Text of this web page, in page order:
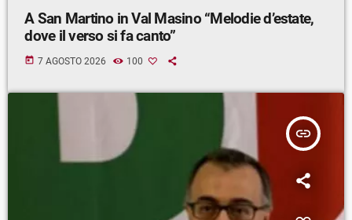
A San Martino in Val Masino “Melodie d’estate,
dove il verso si fa canto”
today 7 AGOSTO 2026 100
insert_link